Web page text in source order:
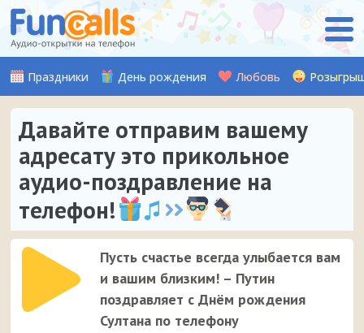
Праздники День рождения Любовь
Давайте отправим вашему
адресату это прикольное
аудио-поздравление на
телефон!
Пусть счастье всегда улыбается вам
и вашим близким! – Путин
поздравляет с Днём рождения
Султана по телефону